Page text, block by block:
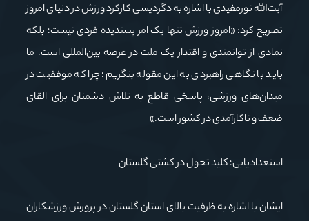
آیت‌الله نورمفیدی با اشاره به دگردیسی کارکرد ورزش در دنیای امروز
تصریح کرد: «امروز ورزش تنها یک امر پسندیده فردی نیست؛ بلکه
نمادی از توانمندی و اقتدار یک ملت در عرصه بین‌المللی است. ما
باید با نگاهی راهبردی به این مقوله بنگریم؛ چرا که موفقیت در
میدان‌های ورزشی، پاسخی قاطع به تلاش دشمنان برای القای
ضعف و ناکارآمدی در کشور است.»
استعدادیابی؛ کلید تحول در کشتی گلستان
ایشان با اشاره به ظرفیت بالای استان گلستان در پرورش ورزشکاران